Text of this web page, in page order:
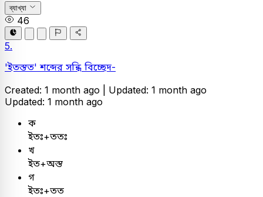
ব্যাখ্যা
46
5.
'ইতস্তত' শব্দের সন্ধি বিচ্ছেদ-
Created: 1 month ago | Updated: 1 month ago
Updated: 1 month ago
ক
ইতঃ+ততঃ
খ
ইত+অস্ত
গ
ইতঃ+তত